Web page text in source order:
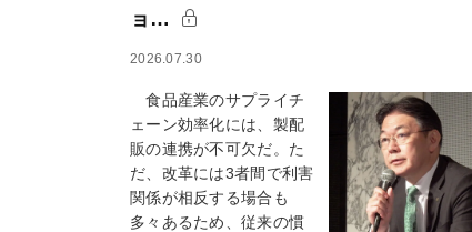
ョ…
2026.07.30
食品産業のサプライチ
ェーン効率化には、製配
販の連携が不可欠だ。た
だ、改革には3者間で利害
関係が相反する場合も
多々あるため、従来の慣